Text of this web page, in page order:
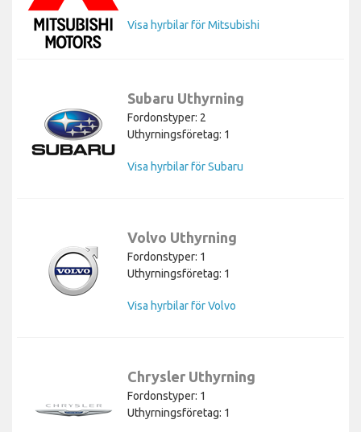
Visa hyrbilar för Mitsubishi
Subaru Uthyrning
Fordonstyper: 2
Uthyrningsföretag: 1
Visa hyrbilar för Subaru
Volvo Uthyrning
Fordonstyper: 1
Uthyrningsföretag: 1
Visa hyrbilar för Volvo
Chrysler Uthyrning
Fordonstyper: 1
Uthyrningsföretag: 1